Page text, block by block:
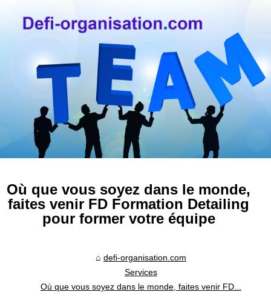
Où que vous soyez dans le monde,
faites venir FD Formation Detailing
pour former votre équipe
defi-organisation.com
Services
Où que vous soyez dans le monde, faites venir FD...